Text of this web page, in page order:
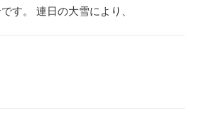
す。 連日の大雪により、